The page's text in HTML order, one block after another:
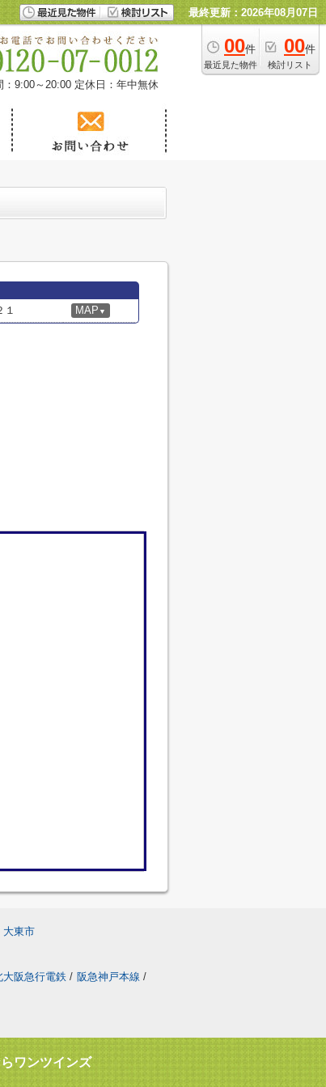
最終更新：2026年08月07日
00件
最近見た物件
00件
検討リスト
：9:00～20:00 定休日：年中無休
１ MAP ▼
大東市
大阪急行電鉄 / 阪急神戸本線 /
ワンツインズ